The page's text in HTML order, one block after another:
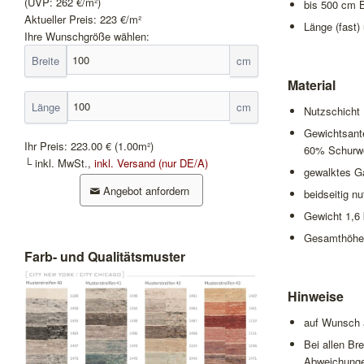
Aktueller Preis: 223 €/m²
Ihre Wunschgröße wählen:
Breite
cm
Länge cm
Ihr Preis: 223.00 € (1.00m²)
└ inkl. MwSt., inkl. Versand (nur DE/A)
Angebot anfordern
Farb- und Qualitätsmuster
bis 500 cm
Länge
Material
Nutzschicht
60%
gewalktes
beidseitig
Gewicht 1,6
Hinweise
auf Wunsch
Bei allen